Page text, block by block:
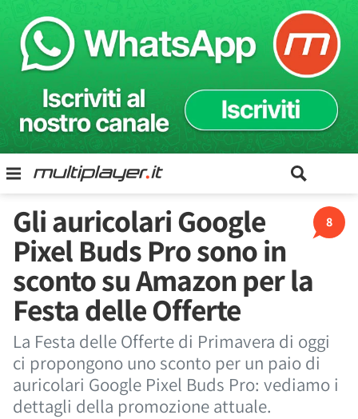
8
Gli auricolari Google
Pixel Buds Pro sono in
sconto su Amazon per la
Festa delle Offerte
La Festa delle Offerte di Primavera di oggi
ci propongono uno sconto per un paio di
auricolari Google Pixel Buds Pro: vediamo i
dettagli della promozione attuale.